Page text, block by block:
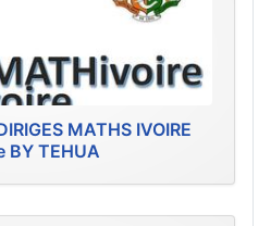
MATHS IVOIRE
BY TEHUA